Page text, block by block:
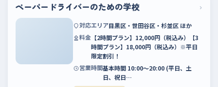
ペーパードライバーのための学校 ›
対応エリア目黒区・世田谷区・杉並区 ほか
料金 【2時間プラン】12,000円（税込み）【3
時間プラン】18,000円（税込み）※平日
限定割引！
営業時間基本時間 10:00〜20:00 (平日、土
日、祝日…